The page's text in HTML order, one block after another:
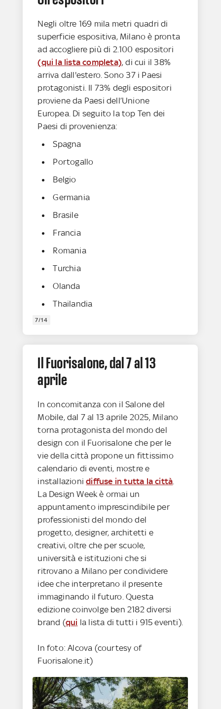
Negli oltre 169 mila metri quadri di
superficie espositiva, Milano è pronta
ad accogliere più di 2.100 espositori
(qui la lista completa), di cui il 38%
arriva dall'estero. Sono 37 i Paesi
protagonisti. Il 73% degli espositori
proviene da Paesi dell’Unione
Europea. Di seguito la top Ten dei
Paesi di provenienza:
Spagna
Portogallo
Belgio
Germania
Brasile
Francia
Romania
Turchia
Olanda
Thailandia
7/14
Il Fuorisalone, dal 7 al 13
aprile
In concomitanza con il Salone del
Mobile, dal 7 al 13 aprile 2025, Milano
torna protagonista del mondo del
design con il Fuorisalone che per le
vie della città propone un fittissimo
calendario di eventi, mostre e
installazionidiffuse in tutta la città
La Design Week è ormai un
appuntamento imprescindibile per
professionisti del mondo del
progetto, designer, architetti e
creativi, oltre che per scuole,
università e istituzioni che si
ritrovano a Milano per condividere
idee che interpretano il presente
immaginando il futuro. Questa
edizione coinvolge ben 2182 diversi
brand (qui la lista di tutti i 915 eventi).
In foto: Alcova (courtesy of
Fuorisalone.it)